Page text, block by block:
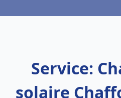
Service:
solaire